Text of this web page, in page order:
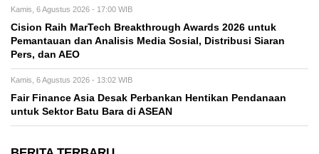
Kamis, 6 Agustus 2026 - 17:00 WIB
Cision Raih MarTech Breakthrough Awards 2026 untuk
Pemantauan dan Analisis Media Sosial, Distribusi Siaran
Pers, dan AEO
Kamis, 6 Agustus 2026 - 13:02 WIB
Fair Finance Asia Desak Perbankan Hentikan Pendanaan
untuk Sektor Batu Bara di ASEAN